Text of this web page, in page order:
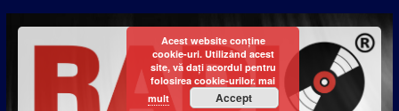
Acest website conține
cookie-uri. Utilizând acest
site, vă dați acordul pentru
folosirea cookie-urilor. mai
mult
Accept